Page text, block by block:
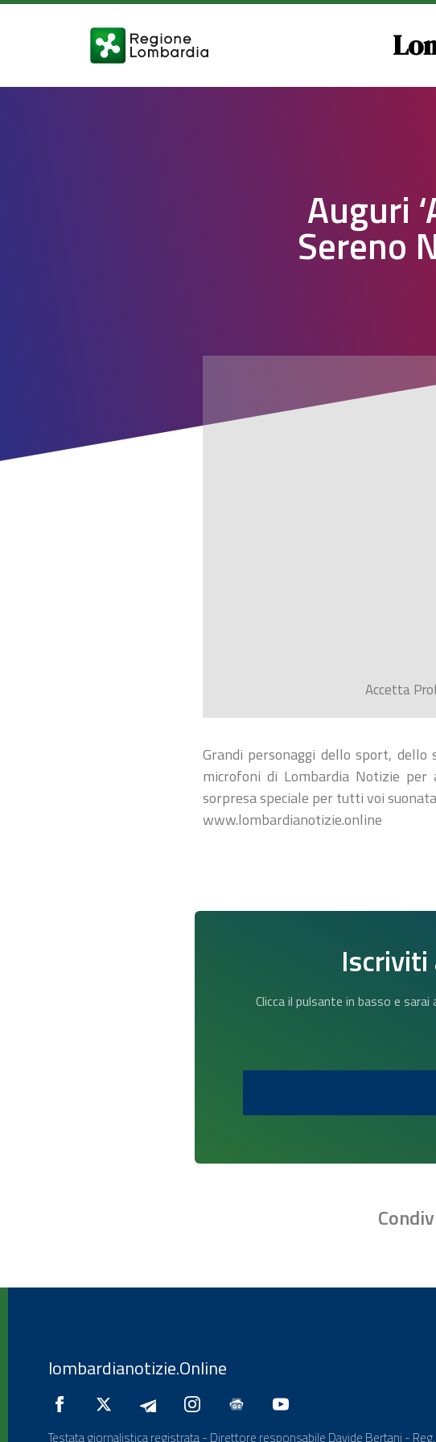
Auguri
Sereno
Accetta
Grandi personaggi dello sport,
microfoni di Lombardia Notizie
sorpresa speciale per tutti voi
www.lombardianotizie.online
Iscriviti
Clicca il pulsante in basso e
lombardianotizie.Online
Testata giornalistica registrata - Direttore responsabile Davide Bertani - Reg.